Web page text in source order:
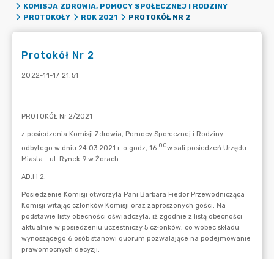
KOMISJA ZDROWIA, POMOCY SPOŁECZNEJ I RODZINY
PROTOKOŁY
ROK 2021 PROTOKÓŁ NR 2
Protokół Nr 2
2022-11-17 21:51